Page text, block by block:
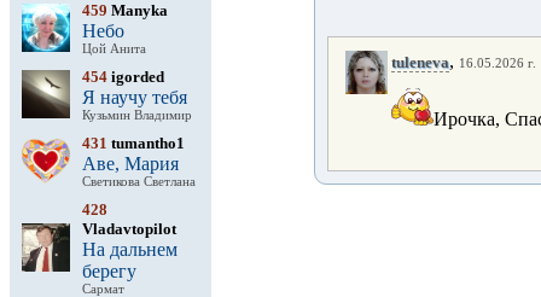
459 Manyka
Небо
Цой Анита
454 igorded
Я научу тебя
Кузьмин Владимир
431 tumantho1
Аве, Мария
Светикова Светлана
428
Vladavtopilot
На дальнем
берегу
Сармат
tuleneva, 16.05.2026 г.
Ирочка,